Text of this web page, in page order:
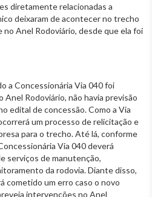
diretamente relacionadas a
deixaram de acontecer no trecho
no Anel Rodoviário, desde que ela foi
a Concessionária Via 040 foi
Anel Rodoviário, não havia previsão
edital de concessão. Como a Via
um processo de relicitação e
para o trecho. Até lá, conforme
Via 040 deverá
serviços de manutenção,
da rodovia. Diante disso,
cometido um erro caso o novo
intervenções no Anel